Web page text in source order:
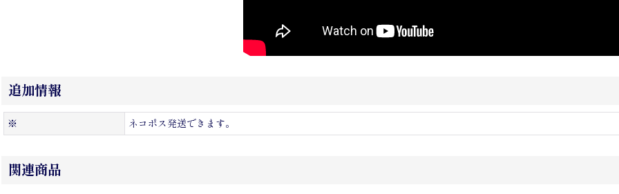
追加情報
※ ネコポス発送できます。
関連商品